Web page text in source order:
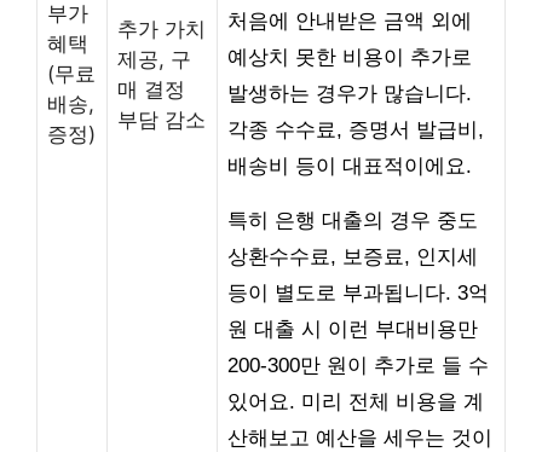
부가
혜택
(무료
배송,
증정)
추가 가치
제공, 구
매 결정
부담 감소
처음에 안내받은 금액 외에
예상치 못한 비용이 추가로
발생하는 경우가 많습니다.
각종 수수료, 증명서 발급비,
배송비 등이 대표적이에요.
특히 은행 대출의 경우 중도
상환수수료, 보증료, 인지세
등이 별도로 부과됩니다. 3억
원 대출 시 이런 부대비용만
200-300만 원이 추가로 들 수
있어요. 미리 전체 비용을 계
산해보고 예산을 세우는 것이